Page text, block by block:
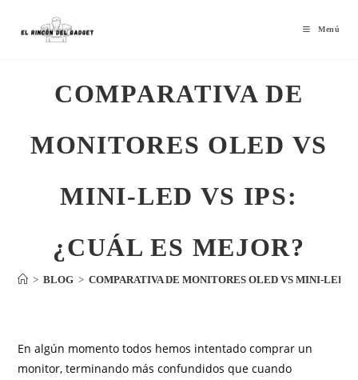
Menú
COMPARATIVA DE
MONITORES OLED VS
MINI-LED VS IPS:
¿CUÁL ES MEJOR?
> BLOG > COMPARATIVA DE MONITORES OLED VS MINI-LED
En algún momento todos hemos intentado comprar un
monitor, terminando más confundidos que cuando